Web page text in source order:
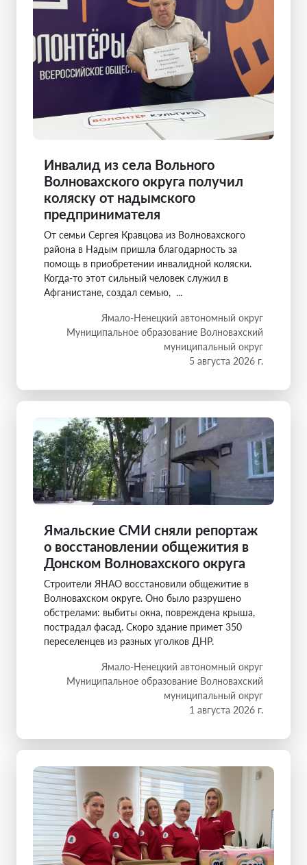
Инвалид из села Вольного
Волновахского округа получил
коляску от надымского
предпринимателя
От семьи Сергея Кравцова из Волновахского
района в Надым пришла благодарность за
помощь в приобретении инвалидной коляски.
Когда-то этот сильный человек служил в
Афганистане, создал семью, ...
Ямало-Ненецкий автономный округ
Муниципальное образование Волновахский
муниципальный округ
5 августа 2026 г.
Ямальские СМИ сняли репортаж
о восстановлении общежития в
Донском Волновахского округа
Строители ЯНАО восстановили общежитие в
Волновахском округе. Оно было разрушено
обстрелами: выбиты окна, повреждена крыша,
пострадал фасад. Скоро здание примет 350
переселенцев из разных уголков ДНР.
Ямало-Ненецкий автономный округ
Муниципальное образование Волновахский
муниципальный округ
1 августа 2026 г.